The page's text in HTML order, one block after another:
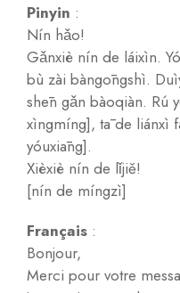
Pinyin :
Nín hǎo!
Gǎnxiè nín de láixìn.
bù zài bàngōngshì.
shēn gǎn bàoqiàn. Rú
xìngmíng], tā de liánxì
yóuxiāng].
Xièxiè nín de lǐjiě!
[nín de míngzì]
Français :
Bonjour,
Merci pour votre